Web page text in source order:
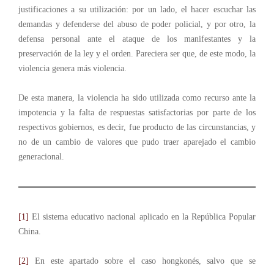
justificaciones a su utilización: por un lado, el hacer escuchar las
demandas y defenderse del abuso de poder policial, y por otro, la
defensa personal ante el ataque de los manifestantes y la
preservación de la ley y el orden. Pareciera ser que, de este modo, la
violencia genera más violencia.
De esta manera, la violencia ha sido utilizada como recurso ante la
impotencia y la falta de respuestas satisfactorias por parte de los
respectivos gobiernos, es decir, fue producto de las circunstancias, y
no de un cambio de valores que pudo traer aparejado el cambio
generacional.
[1] El sistema educativo nacional aplicado en la República Popular
China.
[2]
En este apartado sobre el caso hongkonés, salvo que se